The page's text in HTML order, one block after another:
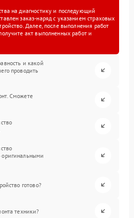
на диагностику и последующий
заказ-наряд с указанием страховых
Далее, после выполнения работ
акт выполненных работ и
и какой
проводить
Сможете
оригинальными
готово?
техники?